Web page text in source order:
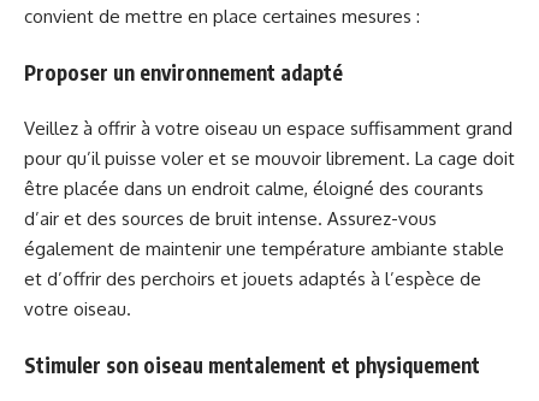
convient de mettre en place certaines mesures :
Proposer un environnement adapté
Veillez à offrir à votre oiseau un espace suffisamment grand
pour qu’il puisse voler et se mouvoir librement. La cage doit
être placée dans un endroit calme, éloigné des courants
d’air et des sources de bruit intense. Assurez-vous
également de maintenir une température ambiante stable
et d’offrir des perchoirs et jouets adaptés à l’espèce de
votre oiseau.
Stimuler son oiseau mentalement et physiquement